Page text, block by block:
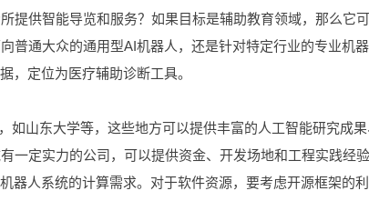
提供智能导览和服务？如果目标是辅助教育领域，那么它
普通大众的通用型AI机器人，还是针对特定行业的专业机器
，定位为医疗辅助诊断工具。
山东大学等，这些地方可以提供丰富的人工智能研究成果
一定实力的公司，可以提供资金、开发场地和工程实践经验
器人系统的计算需求。对于软件资源，要考虑开源框架的